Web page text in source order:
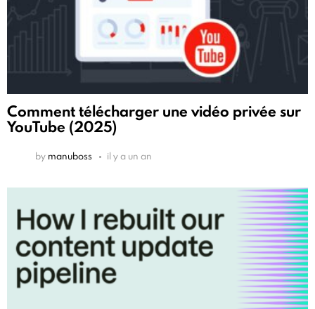
Comment télécharger une vidéo privée sur
YouTube (2025)
by manuboss il y a un an